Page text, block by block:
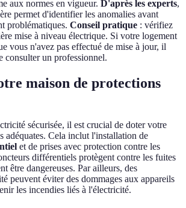
aux normes en vigueur. D'après les experts,
permet d'identifier les anomalies avant
problématiques. Conseil pratique : vérifiez
mise à niveau électrique. Si votre logement
vous n'avez pas effectué de mise à jour, il
consulter un professionnel.
maison de protections
sécurisée, il est crucial de doter votre
adéquates. Cela inclut l'installation de
et de prises avec protection contre les
différentiels protègent contre les fuites
être dangereuses. Par ailleurs, des
peuvent éviter des dommages aux appareils
les incendies liés à l'électricité.